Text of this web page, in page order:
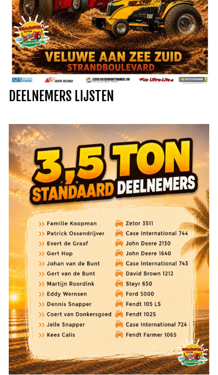
DEELNEMERS LIJSTEN